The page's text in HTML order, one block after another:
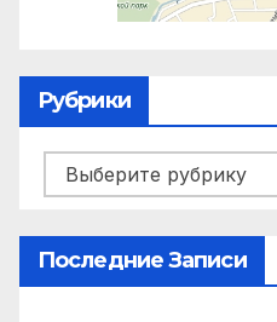
Рубрики
Рубрики
Последние Записи